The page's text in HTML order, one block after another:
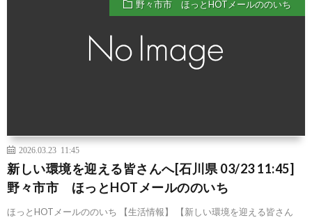
野々市市 ほっとHOTメールののいち
2026.03.23 11:45
新しい環境を迎える皆さんへ[石川県 03/23 11:45]
野々市市 ほっとHOTメールののいち
ほっとHOTメールののいち 【生活情報】 【新しい環境を迎える皆さん